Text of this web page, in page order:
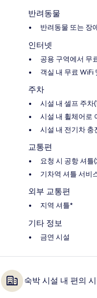
반려동물
반려동물 또는 장
인터넷
공용 구역에서 무
객실 내 무료 WiFi
주차
시설 내 셀프 주차
시설 내 휠체어로
시설 내 전기차 충
교통편
요청 시 공항 셔
기차역 셔틀 서비
외부 교통편
지역 셔틀*
기타 정보
금연 시설
숙박 시설 내 편의